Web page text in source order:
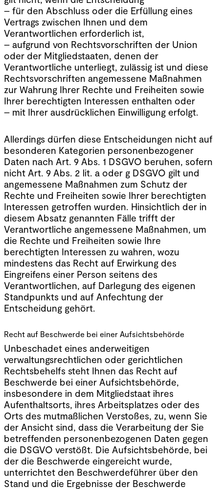
– für den Abschluss oder die Erfüllung eines
Vertrags zwischen Ihnen und dem
Verantwortlichen erforderlich ist,
– aufgrund von Rechtsvorschriften der Union
oder der Mitgliedstaaten, denen der
Verantwortliche unterliegt, zulässig ist und diese
Rechtsvorschriften angemessene Maßnahmen
zur Wahrung Ihrer Rechte und Freiheiten sowie
Ihrer berechtigten Interessen enthalten oder
– mit Ihrer ausdrücklichen Einwilligung erfolgt.
Allerdings dürfen diese Entscheidungen nicht auf
besonderen Kategorien personenbezogener
Daten nach Art. 9 Abs. 1 DSGVO beruhen, sofern
nicht Art. 9 Abs. 2 lit. a oder g DSGVO gilt und
angemessene Maßnahmen zum Schutz der
Rechte und Freiheiten sowie Ihrer berechtigten
Interessen getroffen wurden. Hinsichtlich der in
diesem Absatz genannten Fälle trifft der
Verantwortliche angemessene Maßnahmen, um
die Rechte und Freiheiten sowie Ihre
berechtigten Interessen zu wahren, wozu
mindestens das Recht auf Erwirkung des
Eingreifens einer Person seitens des
Verantwortlichen, auf Darlegung des eigenen
Standpunkts und auf Anfechtung der
Entscheidung gehört.
Recht auf Beschwerde bei einer Aufsichtsbehörde
Unbeschadet eines anderweitigen
verwaltungsrechtlichen oder gerichtlichen
Rechtsbehelfs steht Ihnen das Recht auf
Beschwerde bei einer Aufsichtsbehörde,
insbesondere in dem Mitgliedstaat ihres
Aufenthaltsorts, ihres Arbeitsplatzes oder des
Orts des mutmaßlichen Verstoßes, zu, wenn Sie
der Ansicht sind, dass die Verarbeitung der Sie
betreffenden personenbezogenen Daten gegen
die DSGVO verstößt. Die Aufsichtsbehörde, bei
der die Beschwerde eingereicht wurde,
unterrichtet den Beschwerdeführer über den
Stand und die Ergebnisse der Beschwerde